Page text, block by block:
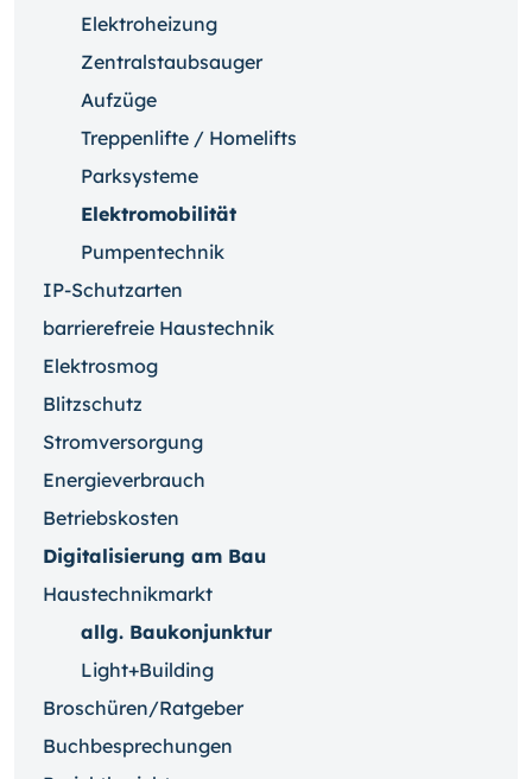
Elektroheizung
Zentralstaubsauger
Aufzüge
Treppenlifte / Homelifts
Parksysteme
Elektromobilität
Pumpentechnik
IP-Schutzarten
barrierefreie Haustechnik
Elektrosmog
Blitzschutz
Stromversorgung
Energieverbrauch
Betriebskosten
Digitalisierung am Bau
Haustechnikmarkt
allg. Baukonjunktur
Light+Building
Broschüren/Ratgeber
Buchbesprechungen